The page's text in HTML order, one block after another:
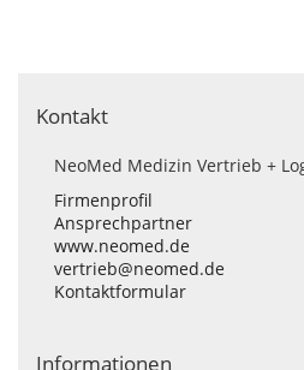
Kontakt
NeoMed Medizin Vertrieb +
Firmenprofil
Ansprechpartner
www.neomed.de
vertrieb@neomed.de
Kontaktformular
Informationen